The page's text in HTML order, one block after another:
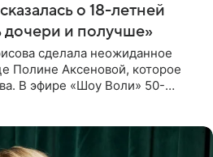
о 18-летней
дочери и получше»
сделала неожиданное
Полине Аксеновой, которое
В эфире «Шоу Воли» 50-